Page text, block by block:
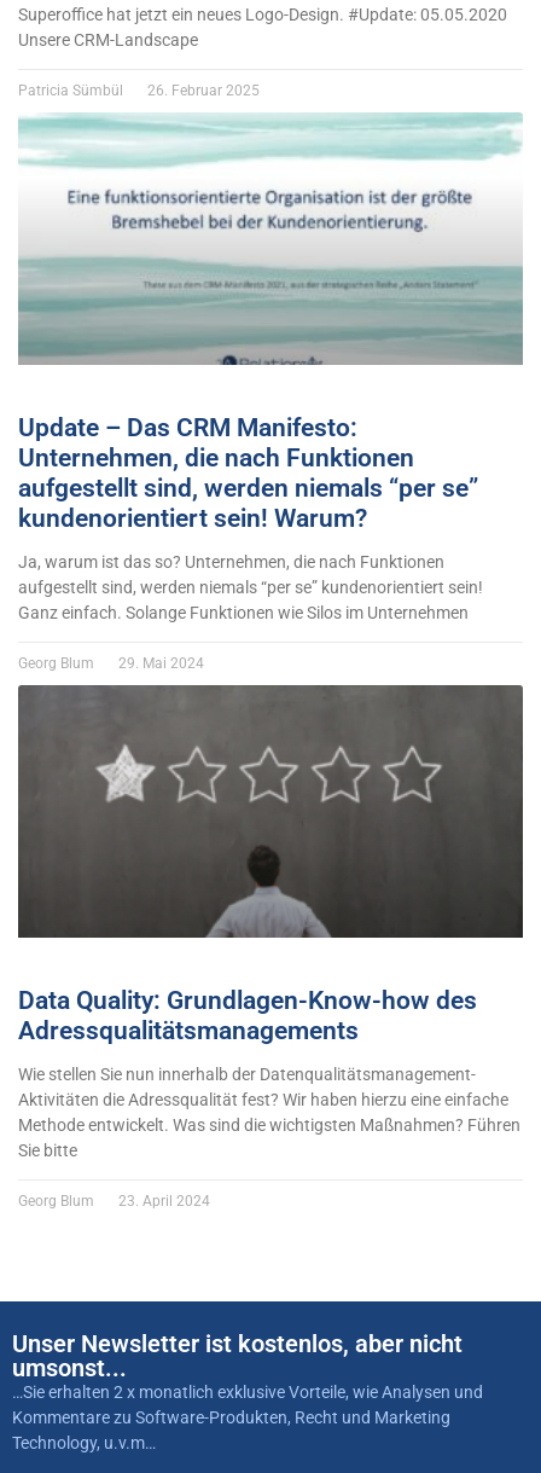
Superoffice hat jetzt ein neues Logo-Design. #Update: 05.05.2020
Unsere CRM-Landscape
Patricia Sümbül 26. Februar 2025
Update – Das CRM Manifesto:
Unternehmen, die nach Funktionen
aufgestellt sind, werden niemals “per se”
kundenorientiert sein! Warum?
Ja, warum ist das so? Unternehmen, die nach Funktionen
aufgestellt sind, werden niemals “per se” kundenorientiert sein!
Ganz einfach. Solange Funktionen wie Silos im Unternehmen
Georg Blum 29. Mai 2024
Data Quality: Grundlagen-Know-how des
Adressqualitätsmanagements
Wie stellen Sie nun innerhalb der Datenqualitätsmanagement-
Aktivitäten die Adressqualität fest? Wir haben hierzu eine einfache
Methode entwickelt. Was sind die wichtigsten Maßnahmen? Führen
Sie bitte
Georg Blum 23. April 2024
Unser Newsletter ist kostenlos, aber nicht
umsonst...
…Sie erhalten 2 x monatlich exklusive Vorteile, wie Analysen und
Kommentare zu Software-Produkten, Recht und Marketing
Technology, u.v.m…